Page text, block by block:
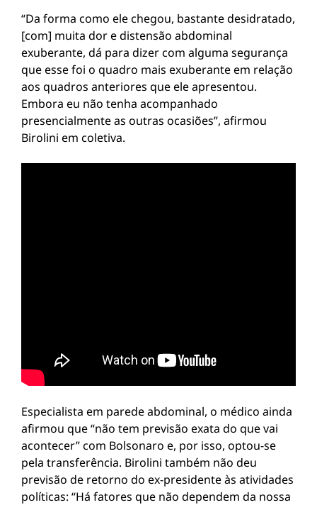
“Da forma como ele chegou, bastante desidratado,
[com] muita dor e distensão abdominal
exuberante, dá para dizer com alguma segurança
que esse foi o quadro mais exuberante em relação
aos quadros anteriores que ele apresentou.
Embora eu não tenha acompanhado
presencialmente as outras ocasiões”, afirmou
Birolini em coletiva.
Especialista em parede abdominal, o médico ainda
afirmou que “não tem previsão exata do que vai
acontecer” com Bolsonaro e, por isso, optou-se
pela transferência. Birolini também não deu
previsão de retorno do ex-presidente às atividades
políticas: “Há fatores que não dependem da nossa